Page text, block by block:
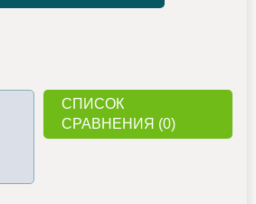
СПИСОК
СРАВНЕНИЯ (0)